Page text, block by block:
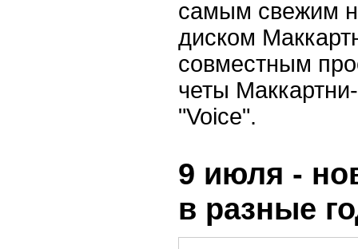
самым свежим
диском
совместным
четы
"Voice".
9 июля -
в разные